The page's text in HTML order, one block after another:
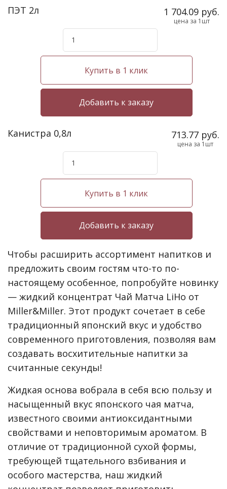
ПЭТ 2л 1 704.09 руб.
цена за 1шт
Купить в 1 клик
Канистра 0,8л 713.77 руб.
цена за 1шт
Купить в 1 клик
Чтобы расширить ассортимент напитков и
предложить своим гостям что-то по-
настоящему особенное, попробуйте новинку
— жидкий концентрат Чай Матча LiHo от
Miller&Miller. Этот продукт сочетает в себе
традиционный японский вкус и удобство
современного приготовления, позволяя вам
создавать восхитительные напитки за
считанные секунды!
Жидкая основа вобрала в себя всю пользу и
насыщенный вкус японского чая матча,
известного своими антиоксидантными
свойствами и неповторимым ароматом. В
отличие от традиционной сухой формы,
требующей тщательного взбивания и
особого мастерства, наш жидкий